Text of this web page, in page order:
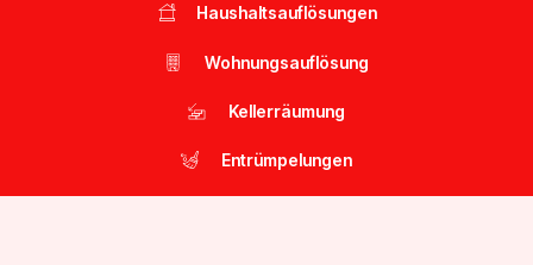
Haushaltsauflösungen
Wohnungsauflösung
Kellerräumung
Entrümpelungen